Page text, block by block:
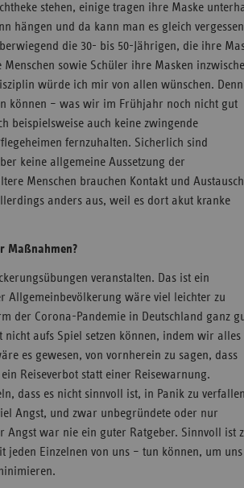
stehen, einige tragen ihre Maske
hängen und da kann man es gleich
die 30- bis 50-Jährigen, die ihre
sowie Schüler ihre Masken
würde ich mir von allen wünschen. Denn
können – was wir im Frühjahr noch nicht gut
beispielsweise auch keine zwingende
fernzuhalten. Sicherlich sind
keine allgemeine Aussetzung der
Menschen brauchen Kontakt und
anders aus, weil es dort akut kranke
Maßnahmen?
veranstalten. Das ist ein
Allgemeinbevölkerung wäre viel leichter zu
der Corona-Pandemie in Deutschland ganz
nicht aufs Spiel setzen können, indem wir alles
es gewesen, von vornherein zu sagen, dass
Reiseverbot statt einer Reisewarnung.
dass es nicht sinnvoll ist, in Panik zu
Angst, und zwar unbegründete oder nur
Angst war nie ein guter Ratgeber. Sinnvoll ist
Einzelnen von uns – tun können, um uns